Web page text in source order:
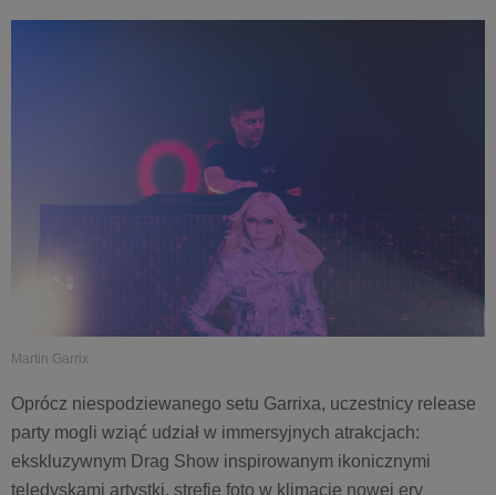
Martin Garrix
Oprócz niespodziewanego setu Garrixa, uczestnicy release
party mogli wziąć udział w immersyjnych atrakcjach:
ekskluzywnym Drag Show inspirowanym ikonicznymi
teledyskami artystki, strefie foto w klimacie nowej ery